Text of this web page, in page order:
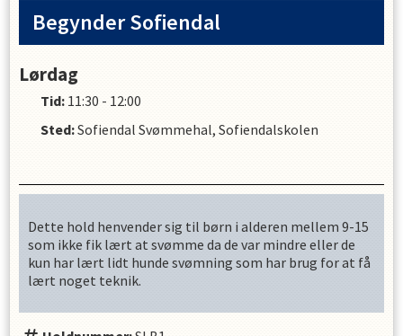
Begynder Sofiendal
Lørdag
Tid: 11:30 - 12:00
Sted:Sofiendal Svømmehal, Sofiendalskolen
Dette hold henvender sig til børn i alderen mellem 9-15
som ikke fik lært at svømme da de var mindre eller de
kun har lært lidt hunde svømning som har brug for at få
lært noget teknik.